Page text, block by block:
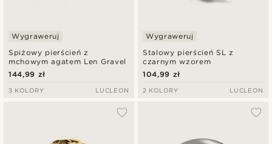
Spiżowy pierścień z
mchowym agatem Len Gravel
Wygraweruj
144,99 zł
3 KOLORY LUCLEON
Stalowy pierścień SL z
czarnym wzorem
Wygraweruj
104,99 zł
2 KOLORY LUCLEON